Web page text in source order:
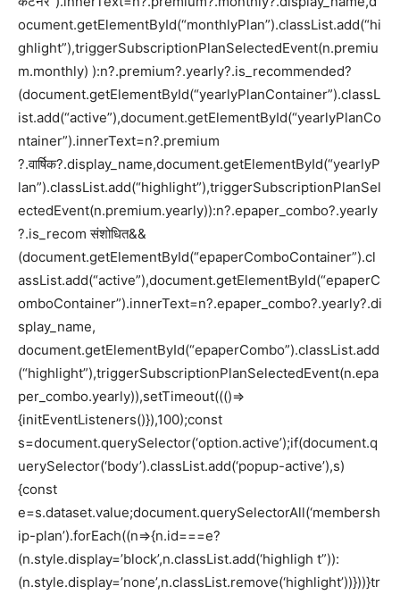
ocument.getElementById(“monthlyPlan”).classList.add(“hi
ghlight”),triggerSubscriptionPlanSelectedEvent(n.premiu
m.monthly) ):n?.premium?.yearly?.is_recommended?
(document.getElementById(“yearlyPlanContainer”).classL
ist.add(“active”),document.getElementById(“yearlyPlanCo
ntainer”).innerText=n?.premium
?.वार्षिक?.display_name,document.getElementById(“yearlyP
lan”).classList.add(“highlight”),triggerSubscriptionPlanSel
ectedEvent(n.premium.yearly)):n?.epaper_combo?.yearly
?.is_recom संशोधित&&
(document.getElementById(“epaperComboContainer”).cl
assList.add(“active”),document.getElementById(“epaperC
omboContainer”).innerText=n?.epaper_combo?.yearly?.di
splay_name,
document.getElementById(“epaperCombo”).classList.add
(“highlight”),triggerSubscriptionPlanSelectedEvent(n.epa
per_combo.yearly)),setTimeout((()=>
{initEventListeners()}),100);const
s=document.querySelector(‘option.active’);if(document.q
uerySelector(‘body’).classList.add(‘popup-active’),s)
{const
e=s.dataset.value;document.querySelectorAll(‘membersh
ip-plan’).forEach((n=>{n.id===e?
(n.style.display=’block’,n.classList.add(‘highligh t”)):
(n.style.display=’none’,n.classList.remove(‘highlight’))}))}tr